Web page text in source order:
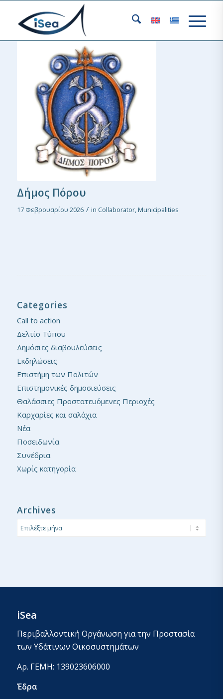
Δήμος Πόρου
17 Φεβρουαρίου 2026 / in Collaborator,Municipalities
Categories
Call to action
Δελτίο Τύπου
Δημόσιες διαβουλεύσεις
Εκδηλώσεις
Επιστήμη των Πολιτών
Επιστημονικές δημοσιεύσεις
Θαλάσσιες Προστατευόμενες Περιοχές
Καρχαρίες και σαλάχια
Νέα
Ποσειδωνία
Συνέδρια
Χωρίς κατηγορία
Archives
iSea
Περιβαλλοντική Οργάνωση για την Προστασία
των Υδάτινων Οικοσυστημάτων
Αρ. ΓΕΜΗ: 139023606000
Έδρα